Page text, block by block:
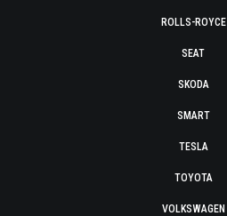
ROLLS-ROYCE
SEAT
SKODA
SMART
TESLA
TOYOTA
VOLKSWAGEN